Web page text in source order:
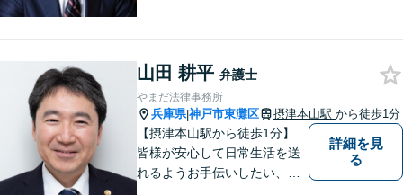
山田 耕平 弁護士
やまだ法律事務所
兵庫県|神戸市東灘区 摂津本山駅 から徒歩1分
【摂津本山駅から徒歩1分】
皆様が安心して日常生活を送
れるようお手伝いしたい、皆
詳細を見
る